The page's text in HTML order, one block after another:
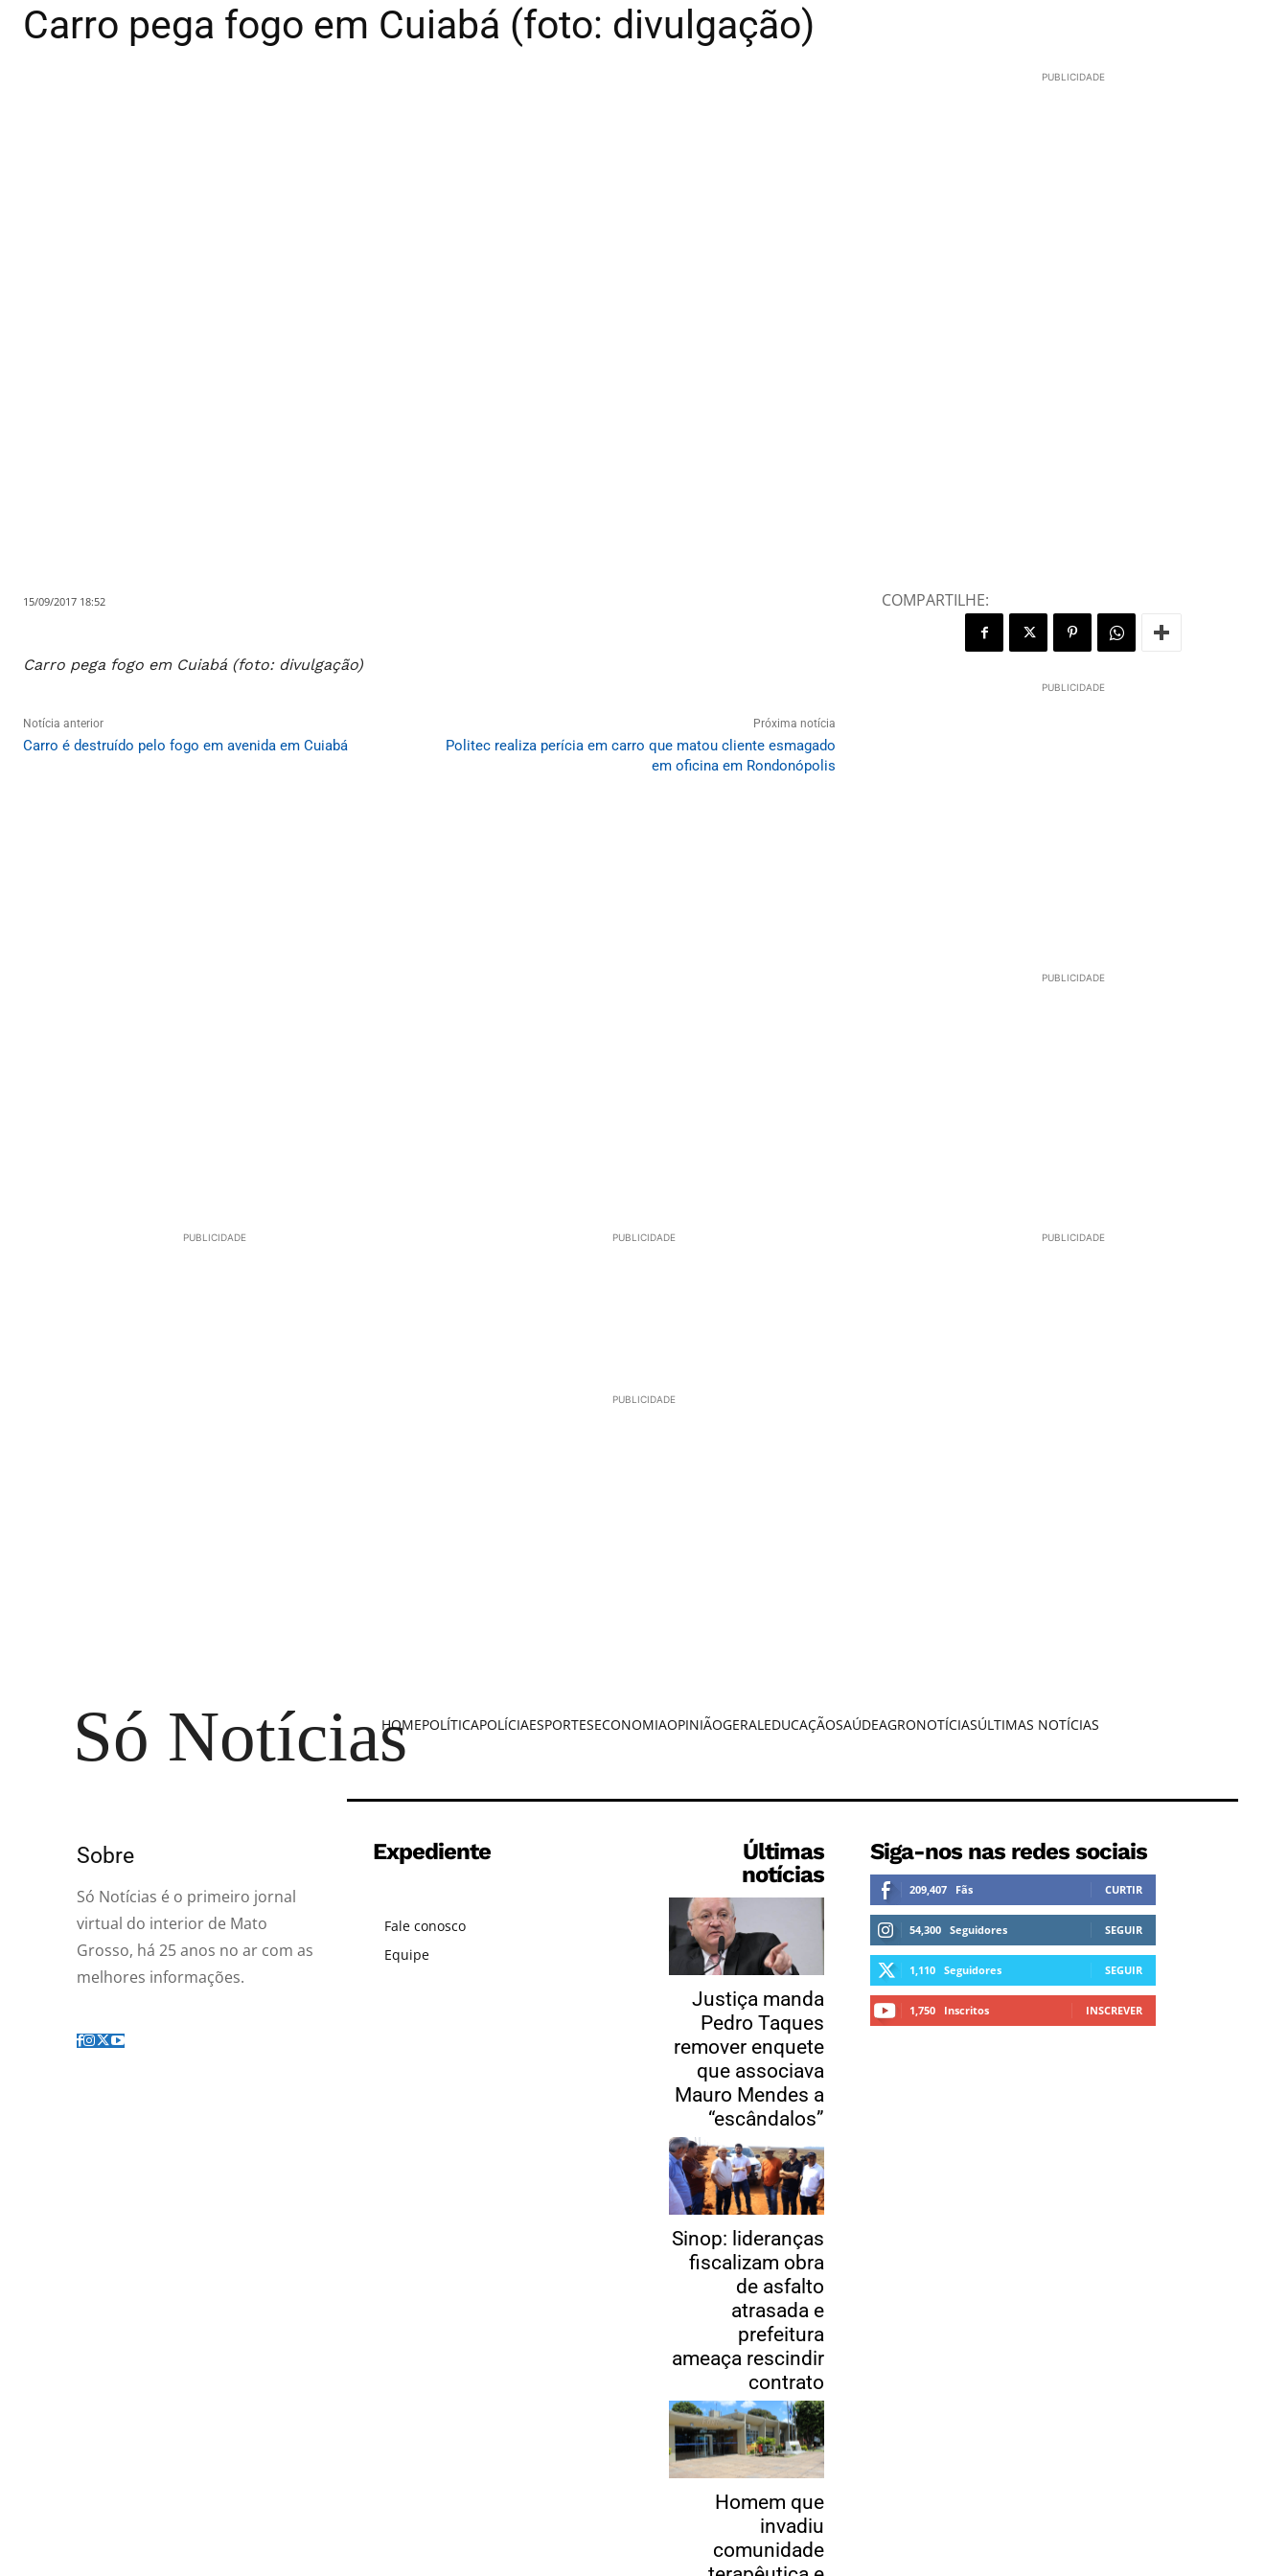
Carro pega fogo em Cuiabá (foto: divulgação)
PUBLICIDADE
15/09/2017 18:52
Carro pega fogo em Cuiabá (foto: divulgação)
Notícia anterior
Carro é destruído pelo fogo em avenida em Cuiabá
Próxima notícia
Politec realiza perícia em carro que matou cliente esmagado
em oficina em Rondonópolis
COMPARTILHE:
PUBLICIDADE
PUBLICIDADE
PUBLICIDADE PUBLICIDADE PUBLICIDADE
PUBLICIDADE
Só Notícias
HOMEPOLÍTICAPOLÍCIAESPORTESECONOMIAOPINIÃOGERALEDUCAÇÃOSAÚDEAGRONOTÍCIASÚLTIMAS NOTÍCIAS
Sobre
Só Notícias é o primeiro jornal
virtual do interior de Mato
Grosso, há 25 anos no ar com as
melhores informações.
Expediente
Fale conosco
Equipe
Últimas
notícias
Justiça manda
Pedro Taques
remover enquete
que associava
Mauro Mendes a
“escândalos”
Sinop: lideranças
fiscalizam obra
de asfalto
atrasada e
prefeitura
ameaça rescindir
contrato
Homem que
invadiu
comunidade
Siga-nos nas redes sociais
209,407 Fãs CURTIR
54,300 Seguidores SEGUIR
1,110 Seguidores SEGUIR
1,750 Inscritos INSCREVER